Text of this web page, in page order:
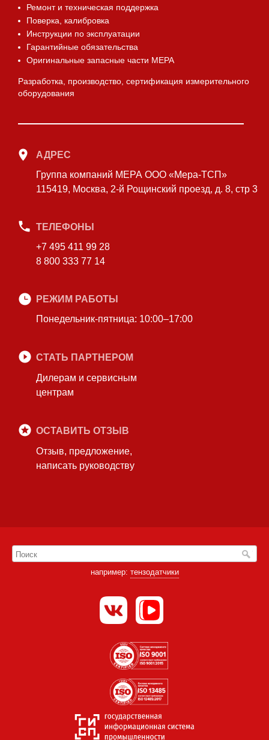
Ремонт и техническая поддержка
Поверка, калибровка
Инструкции по эксплуатации
Гарантийные обязательства
Оригинальные запасные части МЕРА
Разработка, производство, сертификация измерительного
оборудования
АДРЕС
Группа компаний МЕРА ООО «Мера-ТСП»
115419, Москва, 2-й Рощинский проезд, д. 8, стр 3
ТЕЛЕФОНЫ
+7 495 411 99 28
8 800 333 77 14
РЕЖИМ РАБОТЫ
Понедельник-пятница: 10:00–17:00
СТАТЬ ПАРТНЕРОМ
Дилерам и сервисным
центрам
ОСТАВИТЬ ОТЗЫВ
Отзыв, предложение,
написать руководству
например: тензодатчики